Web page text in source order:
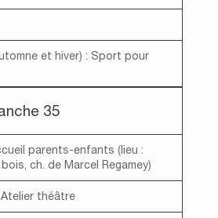
et hiver) : Sport pour
35
parents-enfants (lieu :
ch. de Marcel Regamey)
théâtre